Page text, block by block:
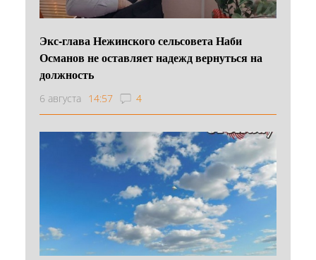
Экс-глава Нежинского сельсовета Наби
Османов не оставляет надежд вернуться на
должность
6 августа 14:57 4